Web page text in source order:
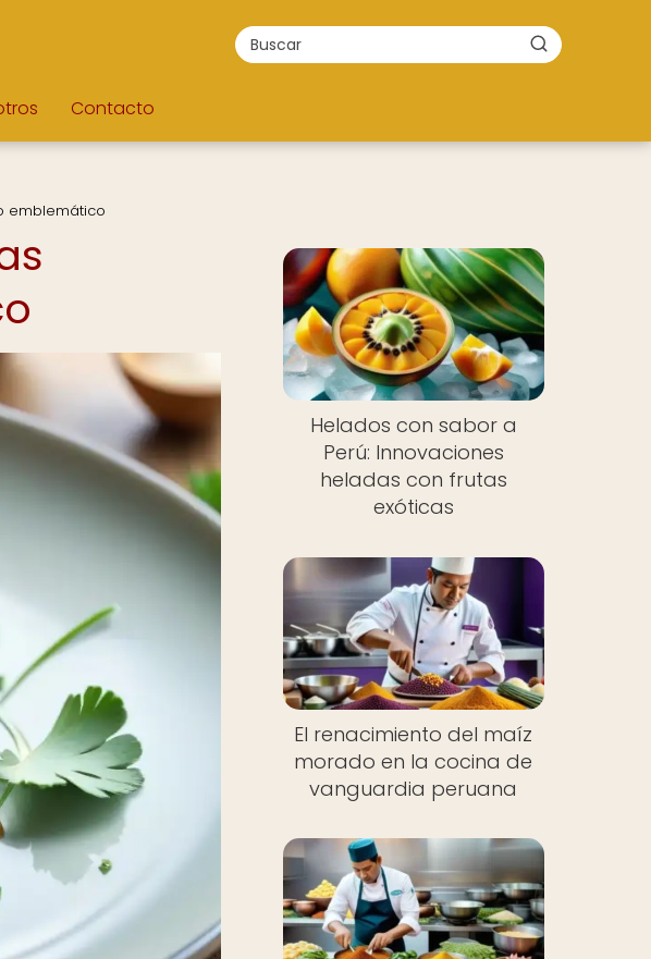
Contacto
emblemático
Helados con sabor a
Perú: Innovaciones
heladas con frutas
exóticas
El renacimiento del maíz
morado en la cocina de
vanguardia peruana